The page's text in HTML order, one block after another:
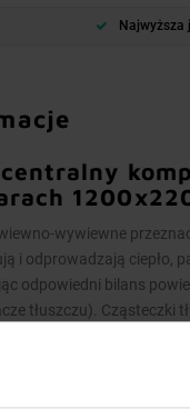
Najwyższa
centralny
wywiewne
i odprowadzają ciepło,
odpowiedni bilans
tłuszczu). Cząsteczki
do rynienki
– świeże